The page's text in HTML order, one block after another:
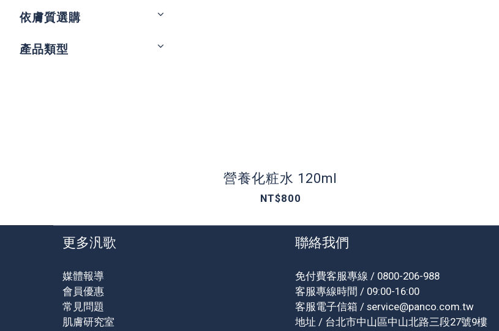
依膚質選購
產品類型
營養化粧水 120ml
NT$800
更多汎歌
媒體報導
會員優惠
常見問題
肌膚研究室
聯絡我們
免付費客服專線 / 0800-206-988
客服專線時間 / 09:00-16:00
客服電子信箱 / service@panco.com.tw
地址 / 台北市中山區中山北路三段27號9樓